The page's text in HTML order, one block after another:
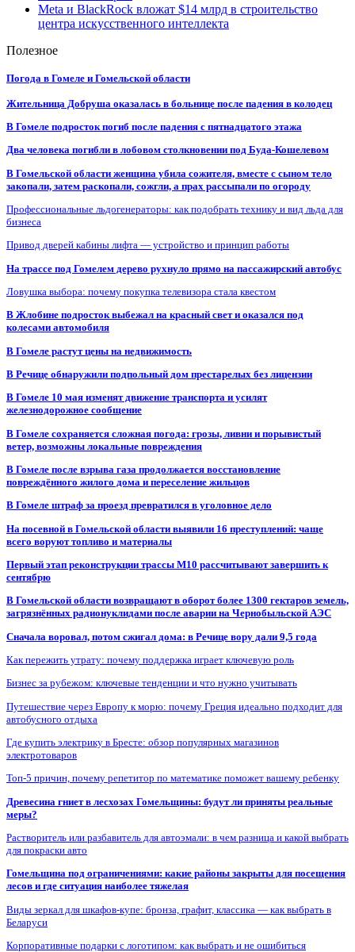
Meta и BlackRock вложат $14 млрд в строительство
центра искусственного интеллекта
Полезное
Погода в Гомеле и Гомельской области
Жительница Добруша оказалась в больнице после падения в колодец
В Гомеле подросток погиб после падения с пятнадцатого этажа
Два человека погибли в лобовом столкновении под Буда-Кошелевом
В Гомельской области женщина убила сожителя, вместе с сыном тело
закопали, затем раскопали, сожгли, а прах рассыпали по огороду
Профессиональные льдогенераторы: как подобрать технику и вид льда для
бизнеса
Привод дверей кабины лифта — устройство и принцип работы
На трассе под Гомелем дерево рухнуло прямо на пассажирский автобус
Ловушка выбора: почему покупка телевизора стала квестом
В Жлобине подросток выбежал на красный свет и оказался под
колесами автомобиля
В Гомеле растут цены на недвижимость
В Речице обнаружили подпольный дом престарелых без лицензии
В Гомеле 10 мая изменят движение транспорта и усилят
железнодорожное сообщение
В Гомеле сохраняется сложная погода: грозы, ливни и порывистый
ветер, возможны локальные повреждения
В Гомеле после взрыва газа продолжается восстановление
повреждённого жилого дома и переселение жильцов
В Гомеле штраф за проезд превратился в уголовное дело
На посевной в Гомельской области выявили 16 преступлений: чаще
всего воруют топливо и материалы
Первый этап реконструкции трассы М10 рассчитывают завершить к
сентябрю
В Гомельской области возвращают в оборот более 1300 гектаров земель,
загрязнённых радионуклидами после аварии на Чернобыльской АЭС
Сначала воровал, потом сжигал дома: в Речице вору дали 9,5 года
Как пережить утрату: почему поддержка играет ключевую роль
Бизнес за рубежом: ключевые тенденции и что нужно учитывать
Путешествие через Европу к морю: почему Греция идеально подходит для
автобусного отдыха
Где купить электрику в Бресте: обзор популярных магазинов
электротоваров
Топ-5 причин, почему репетитор по математике поможет вашему ребенку
Древесина гниет в лесхозах Гомельщины: будут ли приняты реальные
меры?
Растворитель или разбавитель для автоэмали: в чем разница и какой выбрать
для покраски авто
Гомельщина под ограничениями: какие районы закрыты для посещения
лесов и где ситуация наиболее тяжелая
Виды зеркал для шкафов-купе: бронза, графит, классика — как выбрать в
Беларуси
Корпоративные подарки с логотипом: как выбрать и не ошибиться